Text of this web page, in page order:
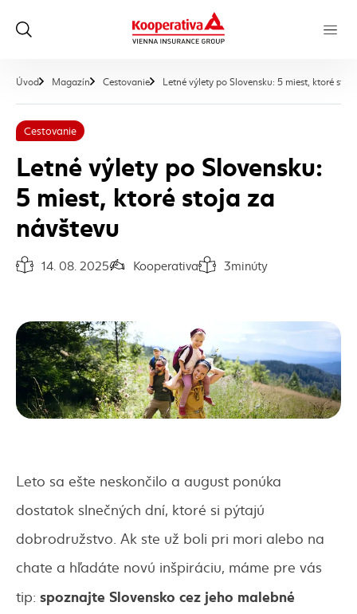
Úvod Magazín Cestovanie Letné výlety po Slovensku: 5 miest, ktoré
Cestovanie
Letné výlety po Slovensku:
5 miest, ktoré stoja za
návštevu
Dátum vydania článku:
14. 08. 2025Autor článku:
KooperativaČas na prečítanie článku:
3minúty
Leto sa ešte neskončilo a august ponúka
dostatok slnečných dní, ktoré si pýtajú
dobrodružstvo. Ak ste už boli pri mori alebo na
chate a hľadáte novú inšpiráciu, máme pre vás
tip: spoznajte Slovensko cez jeho malebné